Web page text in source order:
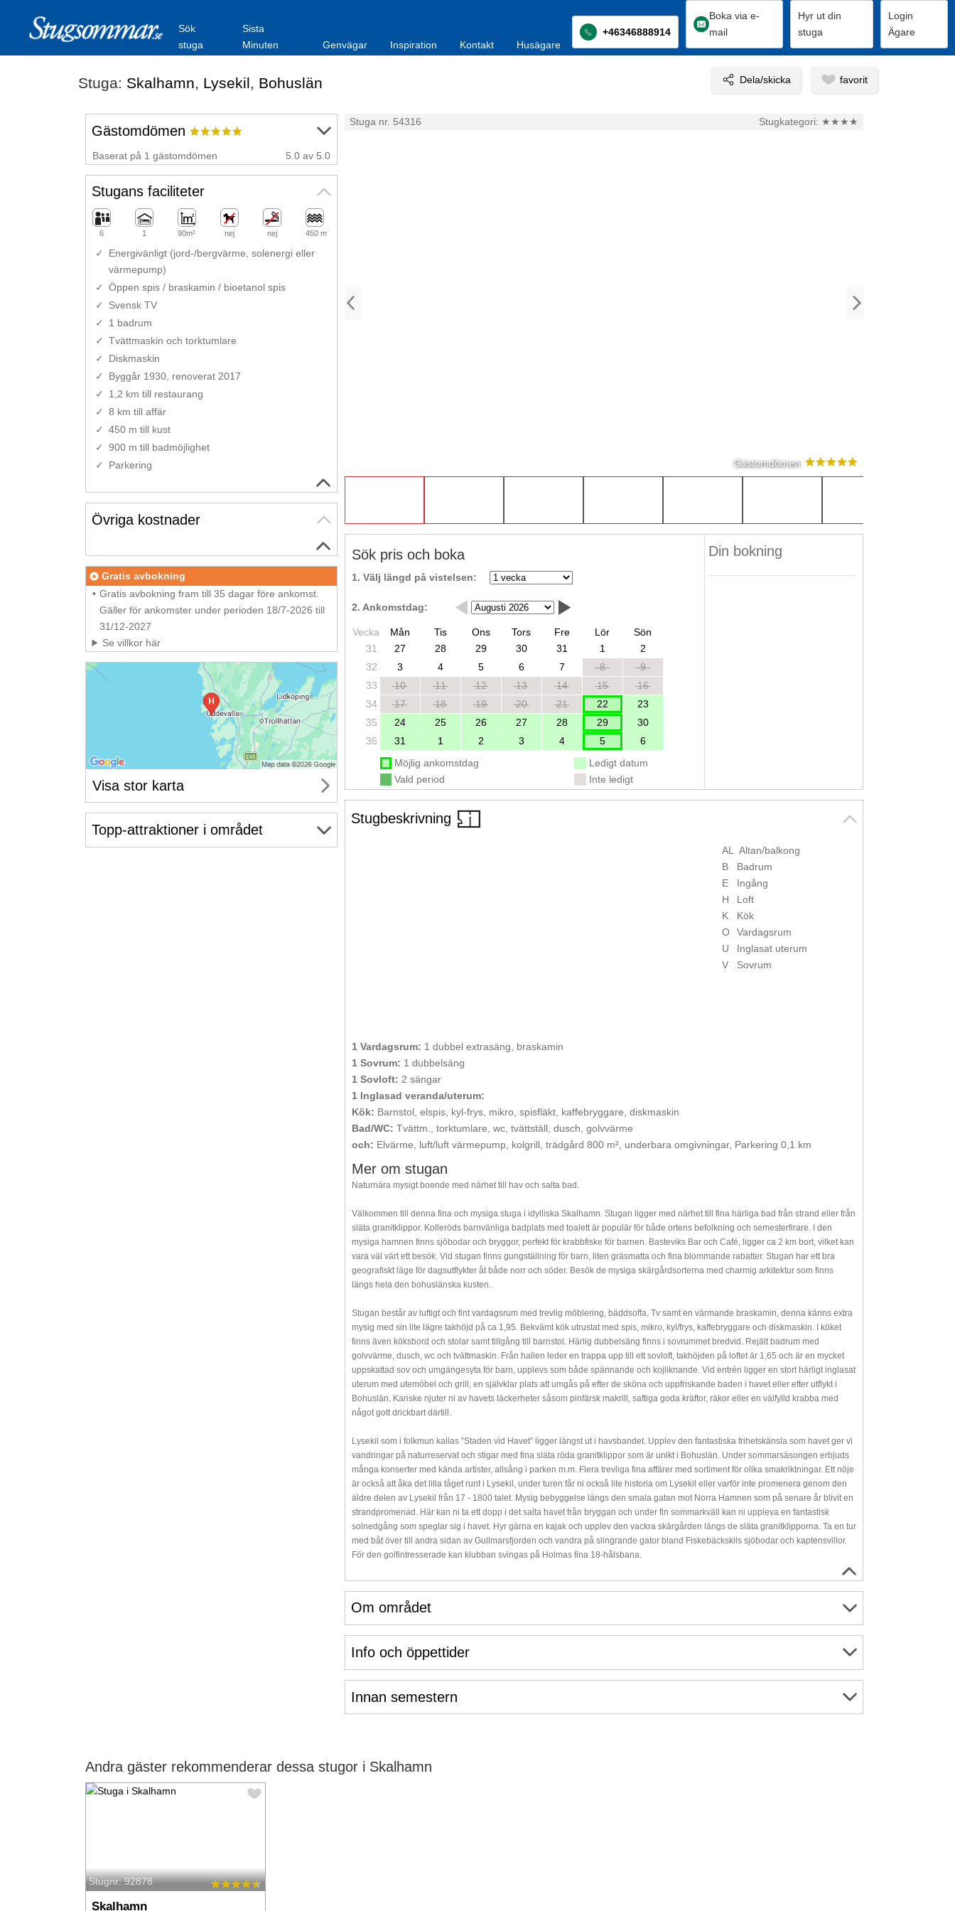
Sök
stuga
Sista
Minuten
Genvägar Inspiration Kontakt Husägare
+46346888914
Boka via e-
mail
Hyr ut din
stuga
Login
Ägare
Stuga: Skalhamn, Lysekil, Bohuslän
Stuga nr. 54316 Stugkategori: ★★★★
Gästomdömen
Sök pris och boka
1. Välj längd på vistelsen:
2. Ankomstdag:
Vecka Mån Tis Ons Tors Fre Lör
Sön
31
27 28 29 30 31 1
2
32
3 4 5 6 7 8
9
33
10 11 12 13 14 15
16
34
17 18 19 20 21 22
23
35
24 25 26 27 28 29
30
36
31 1 2 3 4 5
6
Möjlig ankomstdag
Vald period
Ledigt datum
Inte ledigt
Din bokning
Stugbeskrivning
AL
Altan/balkong
B
Badrum
E
Ingång
H
Loft
K
Kök
O
Vardagsrum
U
Inglasat uterum
V
Sovrum
1 Vardagsrum: 1 dubbel extrasäng, braskamin
1 Sovrum: 1 dubbelsäng
1 Sovloft: 2 sängar
1 Inglasad veranda/uterum:
Kök: Barnstol, elspis, kyl-frys, mikro, spisfläkt, kaffebryggare, diskmaskin
Bad/WC: Tvättm., torktumlare, wc, tvättställ, dusch, golvvärme
och: Elvärme, luft/luft värmepump, kolgrill, trädgård 800 m², underbara omgivningar, Parkering 0,1 km
Mer om stugan
Naturnära mysigt boende med närhet till hav och salta bad.
Välkommen till denna fina och mysiga stuga i idylliska Skalhamn. Stugan ligger med närhet till fina härliga bad från strand eller från
släta granitklippor. Kolleröds barnvänliga badplats med toalett är populär för både ortens befolkning och semesterfirare. I den
mysiga hamnen finns sjöbodar och bryggor, perfekt för krabbfiske för barnen. Basteviks Bar och Café, ligger ca 2 km bort, vilket kan
vara väl värt ett besök. Vid stugan finns gungställning för barn, liten gräsmatta och fina blommande rabatter. Stugan har ett bra
geografiskt läge för dagsutflykter åt både norr och söder. Besök de mysiga skärgårdsorterna med charmig arkitektur som finns
längs hela den bohuslänska kusten.
Stugan består av luftigt och fint vardagsrum med trevlig möblering, bäddsoffa, Tv samt en värmande braskamin, denna känns extra
mysig med sin lite lägre takhöjd på ca 1,95. Bekvämt kök utrustat med spis, mikro, kyl/frys, kaffebryggare och diskmaskin. I köket
finns även köksbord och stolar samt tillgång till barnstol. Härlig dubbelsäng finns i sovrummet bredvid. Rejält badrum med
golvvärme, dusch, wc och tvättmaskin. Från hallen leder en trappa upp till ett sovloft, takhöjden på loftet är 1,65 och är en mycket
uppskattad sov och umgängesyta för barn, upplevs som både spännande och kojliknande. Vid entrén ligger en stort härligt inglasat
uterum med utemöbel och grill, en självklar plats att umgås på efter de sköna och uppfriskande baden i havet eller efter utflykt i
Bohuslän. Kanske njuter ni av havets läckerheter såsom pinfärsk makrill, saftiga goda kräftor, räkor eller en välfylld krabba med
något gott drickbart därtill.
Lysekil som i folkmun kallas ”Staden vid Havet” ligger längst ut i havsbandet. Upplev den fantastiska frihetskänsla som havet ger vi
vandringar på naturreservat och stigar med fina släta röda granitklippor som är unikt i Bohuslän. Under sommarsäsongen erbjuds
många konserter med kända artister, allsång i parken m.m. Flera trevliga fina affärer med sortiment för olika smakriktningar. Ett nöje
är också att åka det lilla tåget runt i Lysekil, under turen får ni också lite historia om Lysekil eller varför inte promenera genom den
äldre delen av Lysekil från 17 - 1800 talet. Mysig bebyggelse längs den smala gatan mot Norra Hamnen som på senare år blivit en
strandpromenad. Här kan ni ta ett dopp i det salta havet från bryggan och under fin sommarkväll kan ni uppleva en fantastisk
solnedgång som speglar sig i havet. Hyr gärna en kajak och upplev den vackra skärgården längs de släta granitklipporna. Ta en tur
med båt över till andra sidan av Gullmarsfjorden och vandra på slingrande gator bland Fiskebäckskils sjöbodar och kaptensvillor.
För den golfintresserade kan klubban svingas på Holmas fina 18-hålsbana.
Om området
Info och öppettider
Innan semestern
Gästomdömen
Baserat på 1 gästomdömen 5.0 av 5.0
Stugans faciliteter
6 1 90m² nej nej 450 m
Energivänligt (jord-/bergvärme, solenergi eller
värmepump)
Öppen spis / braskamin / bioetanol spis
Svensk TV
1 badrum
Tvättmaskin och torktumlare
Diskmaskin
Byggår 1930, renoverat 2017
1,2 km till restaurang
8 km till affär
450 m till kust
900 m till badmöjlighet
Parkering
Övriga kostnader
Gratis avbokning
Gratis avbokning fram till 35 dagar före ankomst.
Gäller för ankomster under perioden 18/7-2026 till
31/12-2027
Se villkor här
Visa stor karta
Topp-attraktioner i området
Andra gäster rekommenderar dessa stugor i Skalhamn
Stugnr: 92878
Skalhamn